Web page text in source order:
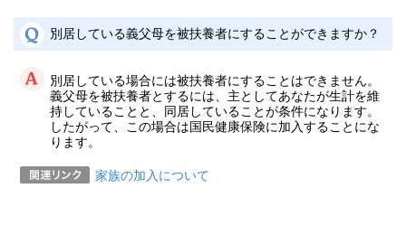
別居している義父母を被扶養者にすることができますか？
別居している場合には被扶養者にすることはできません。
義父母を被扶養者とするには、主としてあなたが生計を維
持していることと、同居していることが条件になります。
したがって、この場合は国民健康保険に加入することにな
ります。
家族の加入について